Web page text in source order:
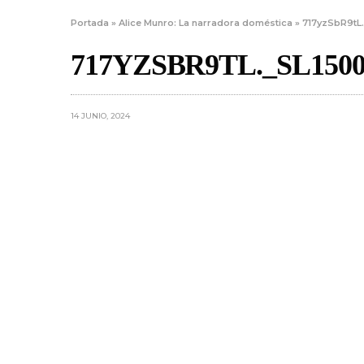
Portada »Alice Munro: La narradora doméstica »
14 JUNIO, 2024